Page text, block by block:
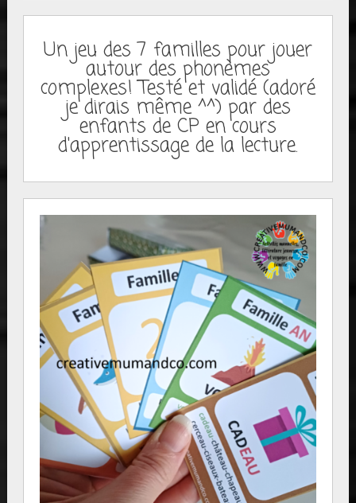
Un jeu des 7 familles pour jouer
autour des phonèmes
complexes! Testé et validé (adoré
je dirais même ^^) par des
enfants de CP en cours
d'apprentissage de la lecture.